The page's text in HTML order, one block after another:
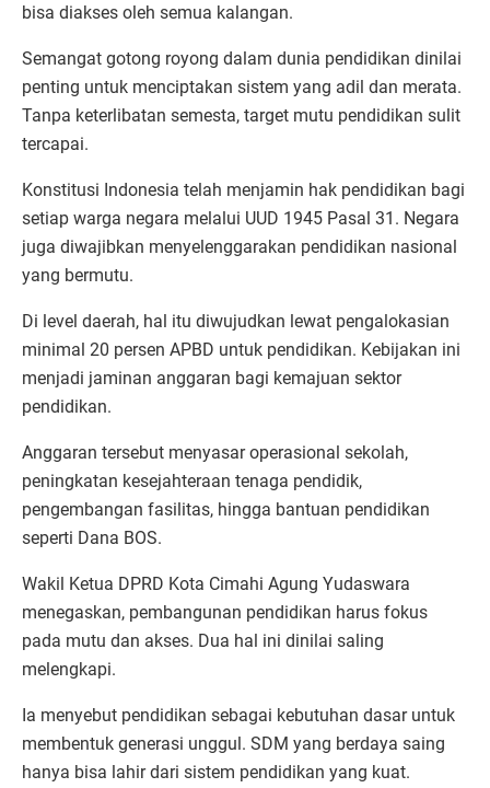
bisa diakses oleh semua kalangan.
Semangat gotong royong dalam dunia pendidikan dinilai
penting untuk menciptakan sistem yang adil dan merata.
Tanpa keterlibatan semesta, target mutu pendidikan sulit
tercapai.
Konstitusi Indonesia telah menjamin hak pendidikan bagi
setiap warga negara melalui UUD 1945 Pasal 31. Negara
juga diwajibkan menyelenggarakan pendidikan nasional
yang bermutu.
Di level daerah, hal itu diwujudkan lewat pengalokasian
minimal 20 persen APBD untuk pendidikan. Kebijakan ini
menjadi jaminan anggaran bagi kemajuan sektor
pendidikan.
Anggaran tersebut menyasar operasional sekolah,
peningkatan kesejahteraan tenaga pendidik,
pengembangan fasilitas, hingga bantuan pendidikan
seperti Dana BOS.
Wakil Ketua DPRD Kota Cimahi Agung Yudaswara
menegaskan, pembangunan pendidikan harus fokus
pada mutu dan akses. Dua hal ini dinilai saling
melengkapi.
Ia menyebut pendidikan sebagai kebutuhan dasar untuk
membentuk generasi unggul. SDM yang berdaya saing
hanya bisa lahir dari sistem pendidikan yang kuat.